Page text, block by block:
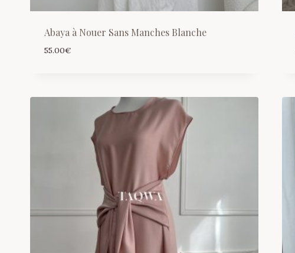
Abaya à Nouer Sans Manches Blanche
55.00€